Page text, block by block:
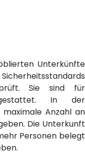
Unterkünfte
Sie sind für
In der
Anzahl an
Die Unterkunft
Personen belegt